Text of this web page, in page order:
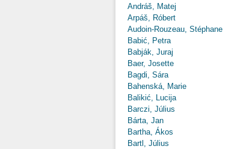
Andráš, Matej
Arpáš, Róbert
Audoin-Rouzeau, Stéphane
Babić, Petra
Babják, Juraj
Baer, Josette
Bagdi, Sára
Bahenská, Marie
Balikić, Lucija
Barczi, Július
Bárta, Jan
Bartha, Ákos
Bartl, Július